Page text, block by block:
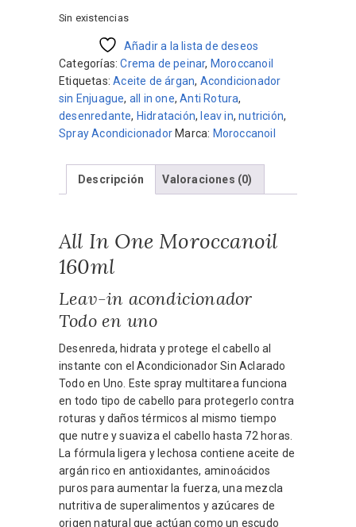
Sin existencias
Añadir a la lista de deseos
Categorías:Crema de peinar, Moroccanoil
Etiquetas:Aceite de árgan, Acondicionador
sin Enjuague, all in one,Anti Rotura,
desenredante, Hidratación, leav in,nutrición,
Spray Acondicionador Marca: Moroccanoil
Descripción Valoraciones (0)
All In One Moroccanoil
160ml
Leav-in acondicionador
Todo en uno
Desenreda, hidrata y protege el cabello al
instante con el Acondicionador Sin Aclarado
Todo en Uno. Este spray multitarea funciona
en todo tipo de cabello para protegerlo contra
roturas y daños térmicos al mismo tiempo
que nutre y suaviza el cabello hasta 72 horas.
La fórmula ligera y lechosa contiene aceite de
argán rico en antioxidantes, aminoácidos
puros para aumentar la fuerza, una mezcla
nutritiva de superalimentos y azúcares de
origen natural que actúan como un escudo